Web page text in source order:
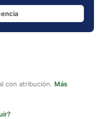
con atribución. Más